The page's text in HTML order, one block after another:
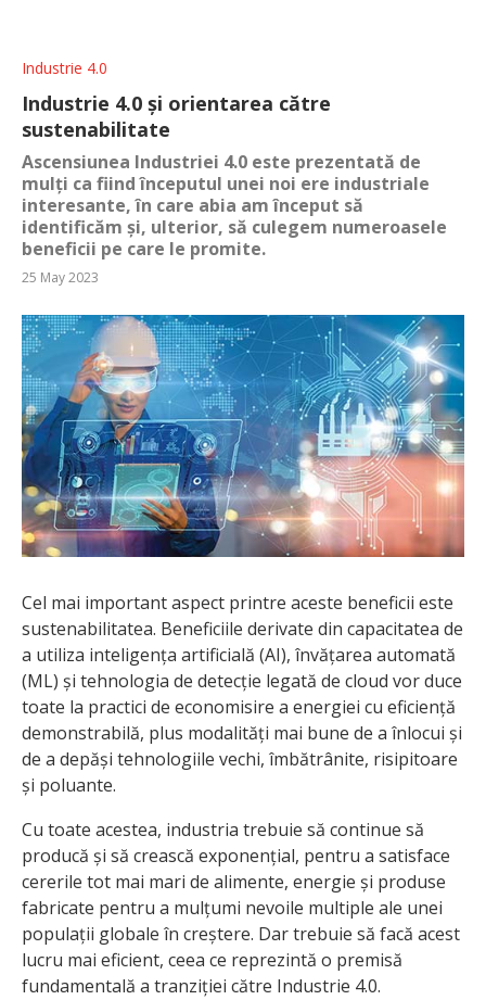
Industrie 4.0
Industrie 4.0 și orientarea către
sustenabilitate
Ascensiunea Industriei 4.0 este prezentată de
mulți ca fiind începutul unei noi ere industriale
interesante, în care abia am început să
identificăm și, ulterior, să culegem numeroasele
beneficii pe care le promite.
25 May 2023
Cel mai important aspect printre aceste beneficii este
sustenabilitatea. Beneficiile derivate din capacitatea de
a utiliza inteligența artificială (AI), învățarea automată
(ML) și tehnologia de detecție legată de cloud vor duce
toate la practici de economisire a energiei cu eficiență
demonstrabilă, plus modalități mai bune de a înlocui și
de a depăși tehnologiile vechi, îmbătrânite, risipitoare
și poluante.
Cu toate acestea, industria trebuie să continue să
producă și să crească exponențial, pentru a satisface
cererile tot mai mari de alimente, energie și produse
fabricate pentru a mulțumi nevoile multiple ale unei
populații globale în creștere. Dar trebuie să facă acest
lucru mai eficient, ceea ce reprezintă o premisă
fundamentală a tranziției către Industrie 4.0.